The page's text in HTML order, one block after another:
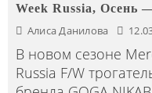
Week Russia, Осень
Алиса Данилова
В новом сезоне
Russia F/W